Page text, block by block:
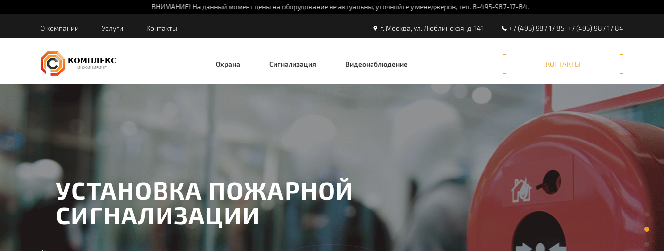
ВНИМАНИЕ! На данный момент цены на оборудование не актуальны, уточняйте у менеджеров, тел. 8-495-987-17-84.
О компании Услуги Контакты г. Москва, ул. Люблинская, д. 141 +7 (495) 987 17 85, +7 (495) 987 17 84
Охрана Сигнализация Видеонаблюдение КОНТАКТЫ
УСТАНОВКА ПОЖАРНОЙ
СИГНАЛИЗАЦИИ